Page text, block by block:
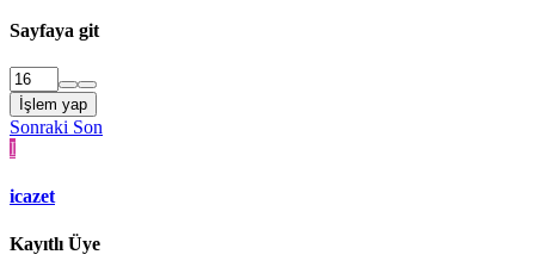
Sayfaya git
İşlem yap
Sonraki Son
I
icazet
Kayıtlı Üye